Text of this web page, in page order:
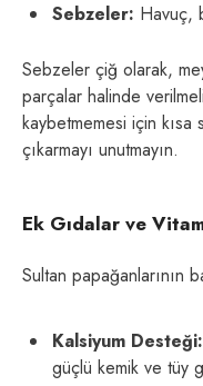
Sebzeler: Havuç,
Sebzeler çiğ olarak,
parçalar halinde
kaybetmemesi için
çıkarmayı unutmayın.
Ek Gıdalar ve
Sultan papağanlarının
Kalsiyum Desteği:
güçlü kemik ve tüy